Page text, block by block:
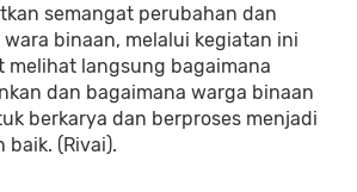
semangat perubahan dan
binaan, melalui kegiatan ini
melihat langsung bagaimana
dan bagaimana warga binaan
berkarya dan berproses menjadi
(Rivai).